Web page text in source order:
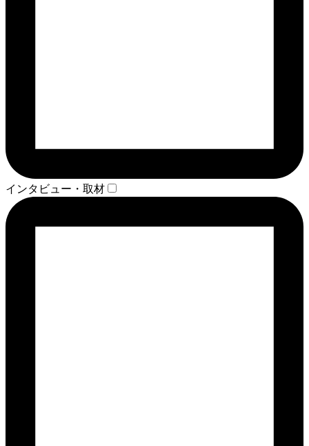
インタビュー・取材